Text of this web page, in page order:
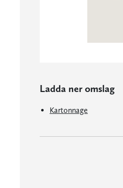
Ladda ner omslag
Kartonnage